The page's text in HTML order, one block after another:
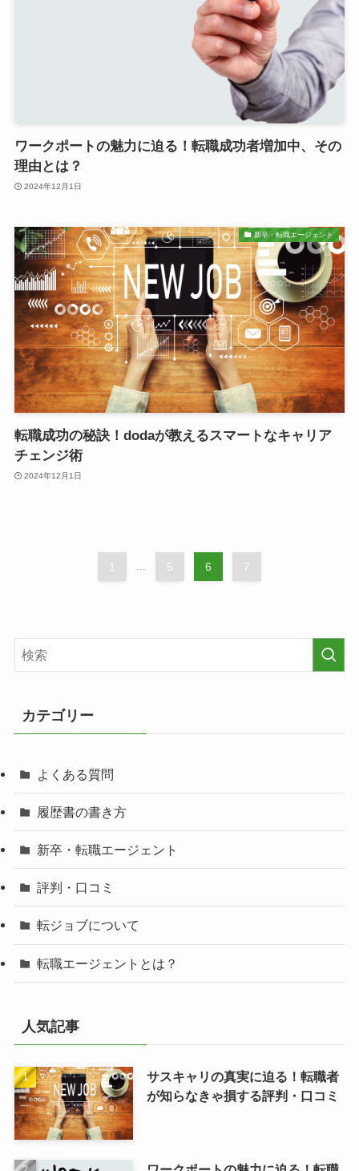
ワークポートの魅力に迫る！転職成功者増加中、その
理由とは？
2024年12月1日
新卒・転職エージェント
転職成功の秘訣！dodaが教えるスマートなキャリア
チェンジ術
2024年12月1日
1 ... 5 6 7
カテゴリー
よくある質問
履歴書の書き方
新卒・転職エージェント
評判・口コミ
転ジョブについて
転職エージェントとは？
人気記事
サスキャリの真実に迫る！転職者
が知らなきゃ損する評判・口コミ